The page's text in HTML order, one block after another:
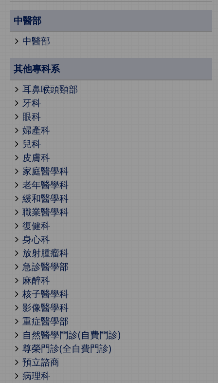
中醫部
中醫部
其他專科系
耳鼻喉頭頸部
牙科
眼科
婦產科
兒科
皮膚科
家庭醫學科
老年醫學科
緩和醫學科
職業醫學科
復健科
身心科
放射腫瘤科
急診醫學部
麻醉科
核子醫學科
影像醫學科
重症醫學部
自然醫學門診(自費門診)
尊榮門診(全自費門診)
預立諮商
病理科